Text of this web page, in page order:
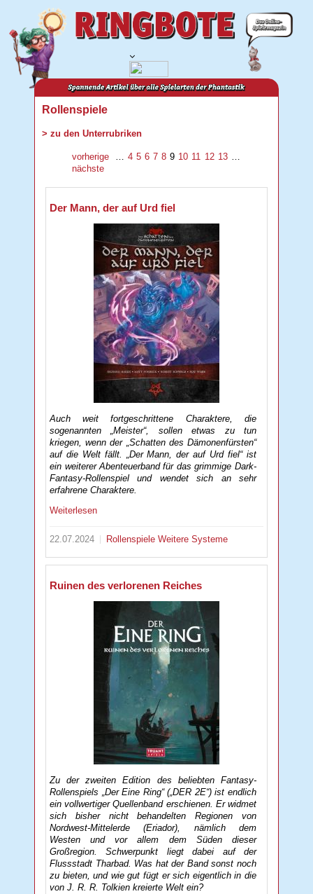
Rollenspiele
> zu den Unterrubriken
vorherige … 4 5 6 7 8 9 10 11 12 13 …
nächste
Der Mann, der auf Urd fiel
Auch weit fortgeschrittene Charaktere, die
sogenannten „Meister“, sollen etwas zu tun
kriegen, wenn der „Schatten des Dämonenfürsten“
auf die Welt fällt. „Der Mann, der auf Urd fiel“ ist
ein weiterer Abenteuerband für das grimmige Dark-
Fantasy-Rollenspiel und wendet sich an sehr
erfahrene Charaktere.
Weiterlesen
22.07.2024 RollenspieleWeitere Systeme
Ruinen des verlorenen Reiches
Zu der zweiten Edition des beliebten Fantasy-
Rollenspiels „Der Eine Ring“ („DER 2E“) ist endlich
ein vollwertiger Quellenband erschienen. Er widmet
sich bisher nicht behandelten Regionen von
Nordwest-Mittelerde (Eriador), nämlich dem
Westen und vor allem dem Süden dieser
Großregion. Schwerpunkt liegt dabei auf der
Flussstadt Tharbad. Was hat der Band sonst noch
zu bieten, und wie gut fügt er sich eigentlich in die
von J. R. R. Tolkien kreierte Welt ein?